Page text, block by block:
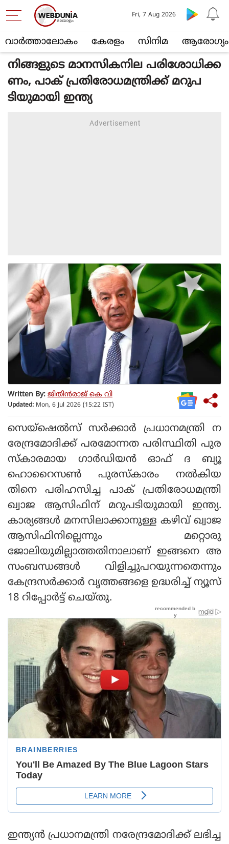
വാര്‍ത്താലോകം കേരളം സിനിമ ആരോഗ്യം
Fri, 7 Aug 2026
നിങ്ങളുടെ മാനസികനില പരിശോധിക്ക
ണം, പാക് പ്രതിരോധമന്ത്രിക്ക് മറുപ
ടിയുമായി ഇന്ത്യ
Written By: ജിതിൻരാജ് കെ വി
Updated: Mon, 6 Jul 2026 (15:22 IST)
സെയ്‌ഷെല്‍സ് സര്‍ക്കാര്‍ പ്രധാനമന്ത്രി ന
രേന്ദ്രമോദിക്ക് പരമോന്നത പരിസ്ഥിതി പുര
സ്‌കാരമായ ഗാര്‍ഡിയന്‍ ഓഫ് ദ ബ്യൂ
ഹൊറൈസണ്‍ പുരസ്‌കാരം നല്‍കിയ
തിനെ പരിഹസിച്ച പാക് പ്രതിരോധമന്ത്രി
ഖ്വാജ ആസിഫിന് മറുപടിയുമായി ഇന്ത്യ.
കാര്യങ്ങള്‍ മനസിലാക്കാനുള്ള കഴിവ് ഖ്വാജ
ആസിഫിനില്ലെന്നും മറ്റൊരു
ജോലിയുമില്ലാത്തതിനാലാണ് ഇങ്ങനെ അ
സംബന്ധങ്ങള്‍ വിളിച്ചുപറയുന്നതെന്നും
കേന്ദ്രസര്‍ക്കാര്‍ വൃത്തങ്ങളെ ഉദ്ധരിച്ച് ന്യൂസ്
18 റിപ്പോര്‍ട്ട് ചെയ്തു.
ഇന്ത്യന്‍ പ്രധാനമന്ത്രി നരേന്ദ്രമോദിക്ക് ലഭിച്ച